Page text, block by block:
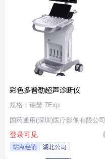
彩色多普勒超声诊断仪
规格：锦瑟 7Exp
国药通用(深圳)医疗影像有限公司
登录可见
站点经销 湖北公司